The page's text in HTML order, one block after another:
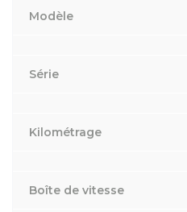
Modèle
Série
Kilométrage
Boîte de vitesse